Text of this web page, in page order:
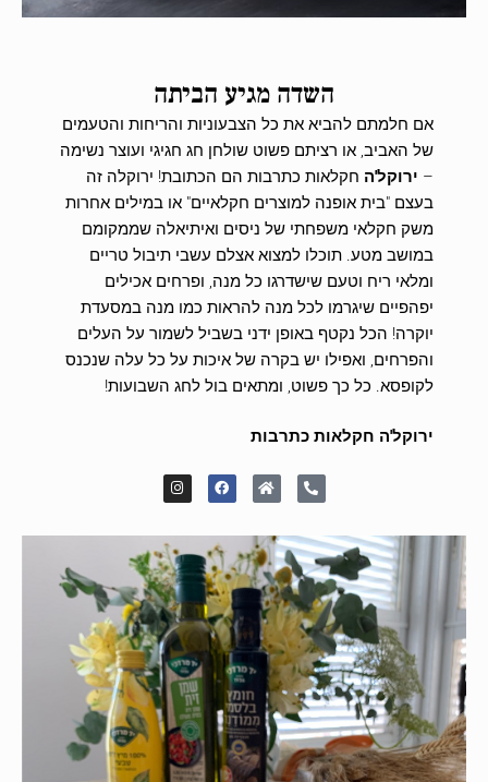
השדה מגיע הביתה
אם חלמתם להביא את כל הצבעוניות והריחות והטעמים
של האביב, או רציתם פשוט שולחן חג חגיגי ועוצר נשימה
– ירוקל'ה חקלאות כתרבות הם הכתובת! ירוקלה זה
בעצם "בית אופנה למוצרים חקלאיים" או במילים אחרות
משק חקלאי משפחתי של ניסים ואיתיאלה שממקומם
במושב מטע. תוכלו למצוא אצלם עשבי תיבול טריים
ומלאי ריח וטעם שישדרגו כל מנה, ופרחים אכילים
יפהפיים שיגרמו לכל מנה להראות כמו מנה במסעדת
יוקרה! הכל נקטף באופן ידני בשביל לשמור על העלים
והפרחים, ואפילו יש בקרה של איכות על כל עלה שנכנס
לקופסא. כל כך פשוט, ומתאים בול לחג השבועות!
ירוקל'ה חקלאות כתרבות